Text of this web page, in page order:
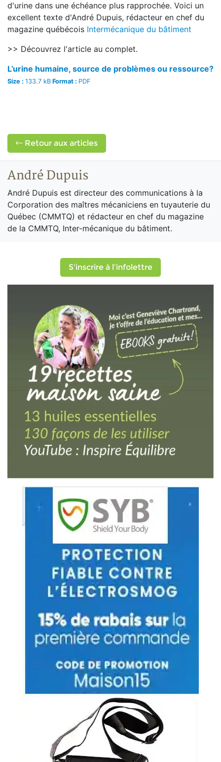
d'urine dans une échéance plus rapprochée. Voici un
excellent texte d'André Dupuis, rédacteur en chef du
magazine québécois Intermécanique du bâtiment
>> Découvrez l'article au complet.
L’urine humaine, source de problèmes ou ressource?
Size : 133.7 kB Format : PDF
Retour aux articles
André Dupuis
André Dupuis est directeur des communications à la
Corporation des maîtres mécaniciens en tuyauterie du
Québec (CMMTQ) et rédacteur en chef du magazine
de la CMMTQ, Inter-mécanique du bâtiment.
S'inscrire à l'infolettre